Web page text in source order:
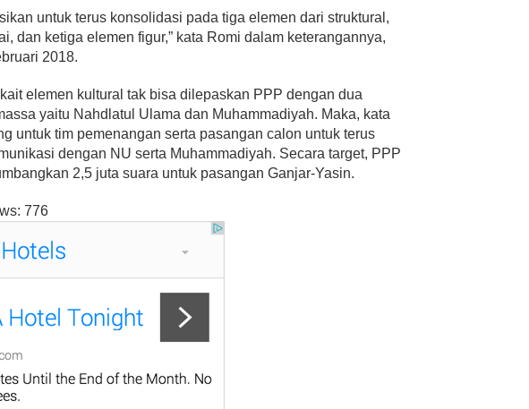
untuk terus konsolidasi pada tiga elemen dari struktural,
dan ketiga elemen figur,” kata Romi dalam keterangannya,
2018.
elemen kultural tak bisa dilepaskan PPP dengan dua
yaitu Nahdlatul Ulama dan Muhammadiyah. Maka, kata
untuk tim pemenangan serta pasangan calon untuk terus
dengan NU serta Muhammadiyah. Secara target, PPP
2,5 juta suara untuk pasangan Ganjar-Yasin.
776